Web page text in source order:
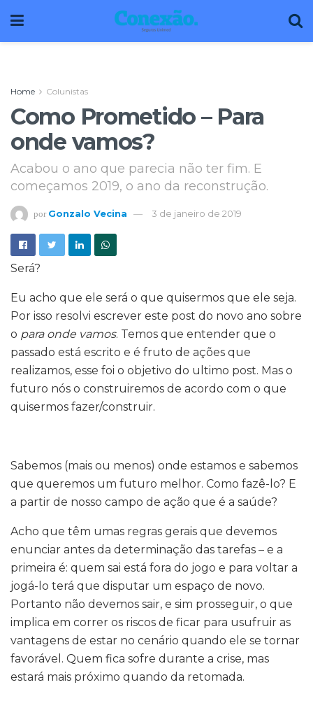
Home Colunistas
Como Prometido – Para
onde vamos?
Acabou o ano que parecia não ter fim. E
começamos 2019, o ano da reconstrução.
por Gonzalo Vecina 3 de janeiro de 2019
Será?
Eu acho que ele será o que quisermos que ele seja.
Por isso resolvi escrever este post do novo ano sobre
o para onde vamos. Temos que entender que o
passado está escrito e é fruto de ações que
realizamos, esse foi o objetivo do ultimo post. Mas o
futuro nós o construiremos de acordo com o que
quisermos fazer/construir.
Sabemos (mais ou menos) onde estamos e sabemos
que queremos um futuro melhor. Como fazê-lo? E
a partir de nosso campo de ação que é a saúde?
Acho que têm umas regras gerais que devemos
enunciar antes da determinação das tarefas – e a
primeira é: quem sai está fora do jogo e para voltar a
jogá-lo terá que disputar um espaço de novo.
Portanto não devemos sair, e sim prosseguir, o que
implica em correr os riscos de ficar para usufruir as
vantagens de estar no cenário quando ele se tornar
favorável. Quem fica sofre durante a crise, mas
estará mais próximo quando da retomada.